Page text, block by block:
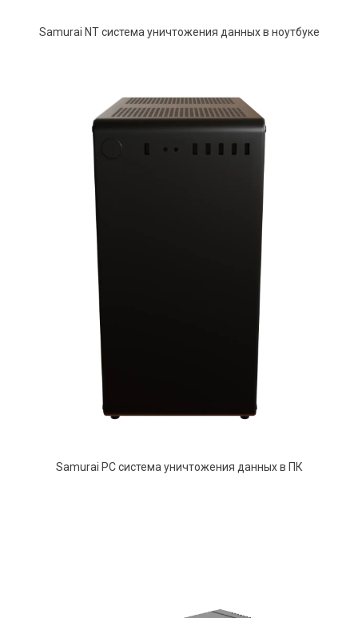
Samurai NT система уничтожения данных в ноутбуке
Samurai PC система уничтожения данных в ПК